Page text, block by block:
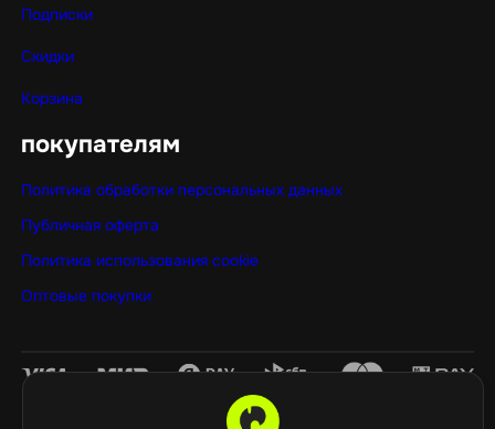
Подписки
Скидки
Корзина
покупателям
Политика обработки персональных данных
Публичная оферта
Политика использования cookie
Оптовые покупки